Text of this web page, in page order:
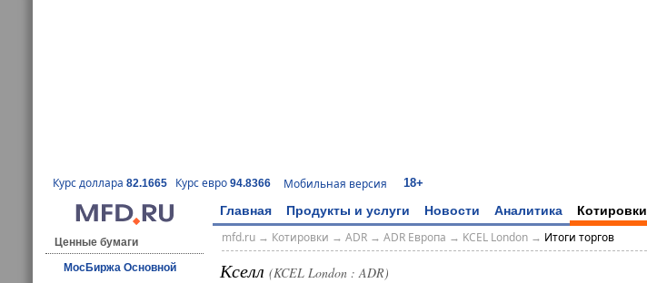
Курс доллара 82.1665 Курс евро 94.8366 Мобильная версия 18+
Главная Продукты и услуги Новости Аналитика Котировки
Ценные бумаги
МосБиржа Основной
mfd.ru→ Котировки → ADR→ ADR Европа → KCEL London→ Итоги торгов
Кселл (KCEL London : ADR)